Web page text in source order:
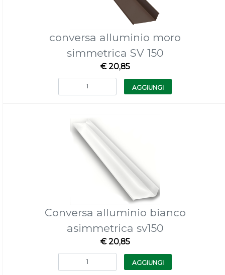
conversa alluminio moro
simmetrica SV 150
€ 20,85
Quantità
AGGIUNGI
Conversa alluminio bianco
asimmetrica sv150
€ 20,85
Quantità
AGGIUNGI